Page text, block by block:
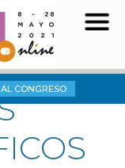
CONGRESO